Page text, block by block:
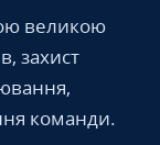
великою
захист
команди.